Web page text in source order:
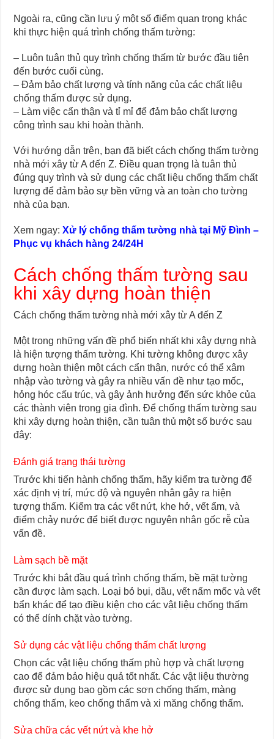
Ngoài ra, cũng cần lưu ý một số điểm quan trọng khác
khi thực hiện quá trình chống thấm tường:
– Luôn tuân thủ quy trình chống thấm từ bước đầu tiên
đến bước cuối cùng.
– Đảm bảo chất lượng và tính năng của các chất liệu
chống thấm được sử dụng.
– Làm việc cẩn thận và tỉ mỉ để đảm bảo chất lượng
công trình sau khi hoàn thành.
Với hướng dẫn trên, bạn đã biết cách chống thấm tường
nhà mới xây từ A đến Z. Điều quan trọng là tuân thủ
đúng quy trình và sử dụng các chất liệu chống thấm chất
lượng để đảm bảo sự bền vững và an toàn cho tường
nhà của bạn.
Xem ngay:Xử lý chống thấm tường nhà tại Mỹ Đình –
Phục vụ khách hàng 24/24H
Cách chống thấm tường sau
khi xây dựng hoàn thiện
Cách chống thấm tường nhà mới xây từ A đến Z
Một trong những vấn đề phổ biến nhất khi xây dựng nhà
là hiện tượng thấm tường. Khi tường không được xây
dựng hoàn thiện một cách cẩn thận, nước có thể xâm
nhập vào tường và gây ra nhiều vấn đề như tạo mốc,
hỏng hóc cấu trúc, và gây ảnh hưởng đến sức khỏe của
các thành viên trong gia đình. Để chống thấm tường sau
khi xây dựng hoàn thiện, cần tuân thủ một số bước sau
đây:
Đánh giá trạng thái tường
Trước khi tiến hành chống thấm, hãy kiểm tra tường để
xác định vị trí, mức độ và nguyên nhân gây ra hiện
tượng thấm. Kiểm tra các vết nứt, khe hở, vết ẩm, và
điểm chảy nước để biết được nguyên nhân gốc rễ của
vấn đề.
Làm sạch bề mặt
Trước khi bắt đầu quá trình chống thấm, bề mặt tường
cần được làm sạch. Loại bỏ bụi, dầu, vết nấm mốc và vết
bẩn khác để tạo điều kiện cho các vật liệu chống thấm
có thể dính chặt vào tường.
Sử dụng các vật liệu chống thấm chất lượng
Chọn các vật liệu chống thấm phù hợp và chất lượng
cao để đảm bảo hiệu quả tốt nhất. Các vật liệu thường
được sử dụng bao gồm các sơn chống thấm, màng
chống thấm, keo chống thấm và xi măng chống thấm.
Sửa chữa các vết nứt và khe hở